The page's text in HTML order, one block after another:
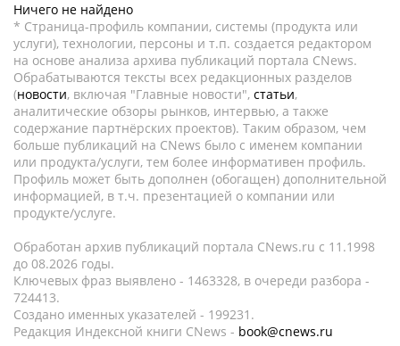
Ничего не найдено
* Страница-профиль компании, системы (продукта или
услуги), технологии, персоны и т.п. создается редактором
на основе анализа архива публикаций портала CNews.
Обрабатываются тексты всех редакционных разделов
(новости, включая "Главные новости", статьи,
аналитические обзоры рынков, интервью, а также
содержание партнёрских проектов). Таким образом, чем
больше публикаций на CNews было с именем компании
или продукта/услуги, тем более информативен профиль.
Профиль может быть дополнен (обогащен) дополнительной
информацией, в т.ч. презентацией о компании или
продукте/услуге.
Обработан архив публикаций портала CNews.ru c 11.1998
до 08.2026 годы.
Ключевых фраз выявлено - 1463328, в очереди разбора -
724413.
Создано именных указателей - 199231.
Редакция Индексной книги CNews - book@cnews.ru